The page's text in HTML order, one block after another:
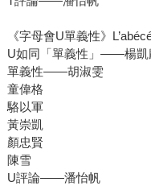
《字母會U單義性》
U如同「單義性」――楊凱
單義性――胡淑雯
童偉格
駱以軍
黃崇凱
顏忠賢
陳雪
U評論――潘怡帆